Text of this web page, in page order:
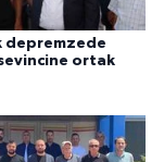
depremzede
ortak